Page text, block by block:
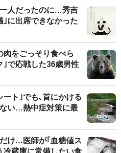
人だったのに…秀吉
｣に出席できなかった
肉をごっそり食べら
で応戦した36歳男性
ト｣でも､首にかける
い…熱中症対策に最
け…医師が｢血糖値ス
冷蔵庫に常備したい食